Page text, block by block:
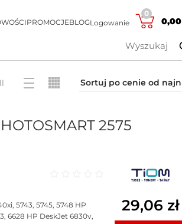
PROMOCJEBLOGLogowanie
0
0,00
2575
5743, 5745, 5748 HP
6628 HP DeskJet 6830v,
29,06 zł